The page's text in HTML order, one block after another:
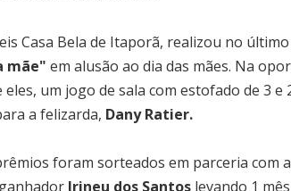
Casa Bela de Itaporã, realizou no
mãe" em alusão ao dia das mães. Na
eles, um jogo de sala com estofado de 3
a felizarda, Dany Ratier.
foram sorteados em parceria com
Irineu dos Santos levando 1